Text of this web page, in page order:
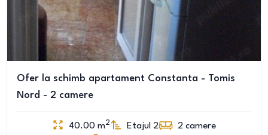
Ofer la schimb apartament Constanta - Tomis
Nord - 2 camere
40.00 m2 Etajul 2 2 camere